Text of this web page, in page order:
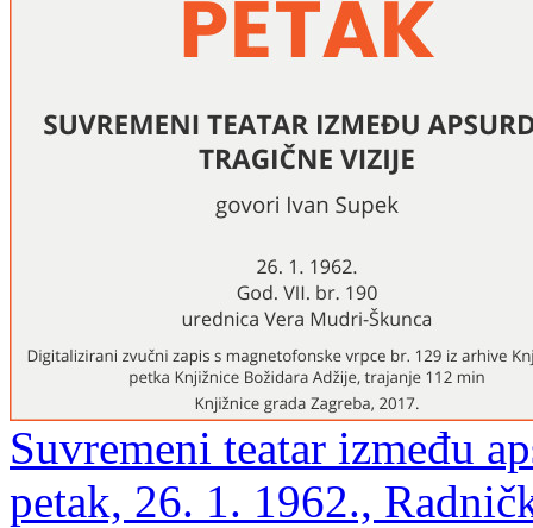
Suvremeni teatar između
petak, 26. 1. 1962.,